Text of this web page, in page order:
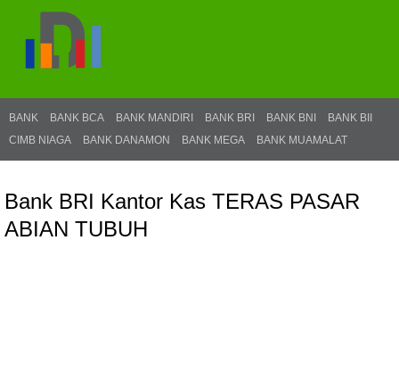
BANK BANK BCA BANK MANDIRI BANK BRI BANK BNI
BANK BII
CIMB NIAGA
BANK DANAMON BANK MEGA BANK MUAMALAT
Bank BRI Kantor Kas TERAS PASAR
ABIAN TUBUH